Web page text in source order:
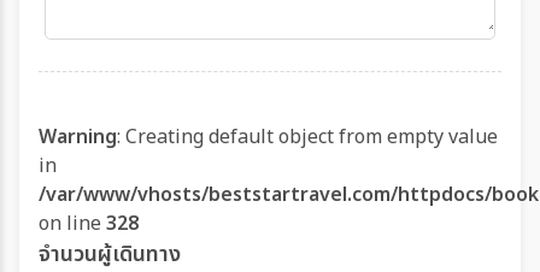
Warning: Creating default object from empty value
in
/var/www/vhosts/beststartravel.com/httpdocs/
on line 328
จำนวนผู้เดินทาง